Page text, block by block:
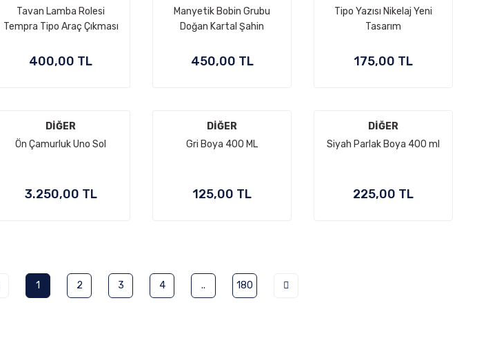
Tavan Lamba Rolesi
Tempra Tipo Araç Çıkması
400,00 TL
Manyetik Bobin Grubu
Doğan Kartal Şahin
450,00 TL
Tipo Yazısı Nikelaj Yeni
Tasarım
175,00 TL
DİĞER
Ön Çamurluk Uno Sol
3.250,00 TL
DİĞER
Gri Boya 400 ML
125,00 TL
DİĞER
Siyah Parlak Boya 400 ml
225,00 TL
1 2 3 4 .. 180